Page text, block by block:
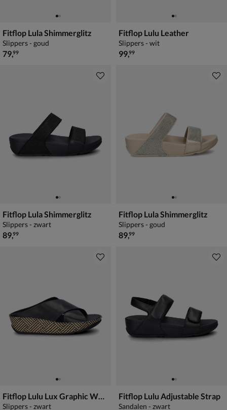
Fitflop Lula Shimmerglitz
Slippers - goud
€ 79,99
79,99
Fitflop Lulu Leather
Slippers - wit
€ 99,99
99,99
Fitflop Lula Shimmerglitz
Slippers - zwart
€ 89,99
89,99
Fitflop Lula Shimmerglitz
Slippers - goud
€ 89,99
89,99
Fitflop Lulu Lux Graphic Wedge
Slippers - zwart
Fitflop Lulu Adjustable Strap
Sandalen - zwart